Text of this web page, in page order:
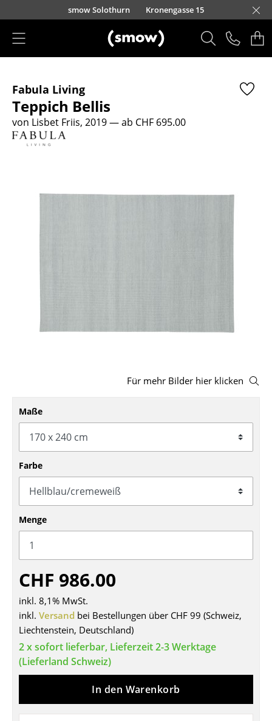
Direkt zum Inhaltsmow Solothurn Kronengasse 15
Sitzmöbel
Esszimmerstühle
Sofas
Loungesessel
Schaukelstühle
Bürodrehstühle
Konferenzstühle
Einzelteile
... alle Sitzmöbel
Tische
Esstische
Beistelltische
Couchtische
Schreibtische
Sekretäre & PC-Tische
Konferenztische
Fabula Living
Teppich Bellis
von Lisbet Friis, 2019— ab CHF 695.00
Für mehr Bilder hier klicken
Maße
Farbe
Menge
CHF 986.00
inkl. 8,1% MwSt.
inkl. Versand bei Bestellungen über CHF 99 (Schweiz,
Liechtenstein, Deutschland)
2 x sofort lieferbar, Lieferzeit 2-3 Werktage
(Lieferland Schweiz)
In den Warenkorb